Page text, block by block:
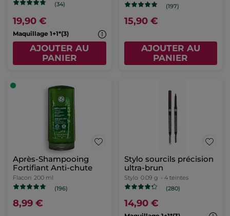
(34)
19,90 €
Maquillage 1+1*(3)
AJOUTER AU
PANIER
(197)
15,90 €
AJOUTER AU
PANIER
Après-Shampooing
Fortifiant Anti-chute
Flacon 200 ml
(196)
8,99 €
Stylo sourcils précision
ultra-brun
Stylo 0.09 g - 4 teintes
(280)
14,90 €